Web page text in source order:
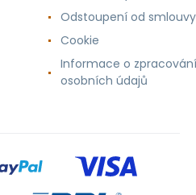
Odstoupení od smlouvy
Cookie
Informace o zpracování
osobních údajů